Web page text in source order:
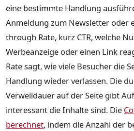
eine bestimmte Handlung
Anmeldung zum Newsletter oder
through Rate, kurz CTR, welche
Werbeanzeige oder einen Link
Rate sagt, wie viele Besucher die
Handlung wieder verlassen. Die
Verweildauer auf der Seite gibt
interessant die Inhalte sind. Die
berechnet, indem die Anzahl der